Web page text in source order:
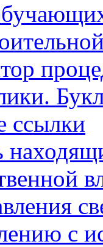
ссылки
с